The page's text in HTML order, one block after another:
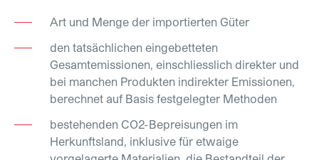
Art und Menge der importierten Güter
den tatsächlichen eingebetteten
Gesamtemissionen, einschliesslich direkter und
bei manchen Produkten indirekter Emissionen,
berechnet auf Basis festgelegter Methoden
bestehenden CO2-Bepreisungen im
Herkunftsland, inklusive für etwaige